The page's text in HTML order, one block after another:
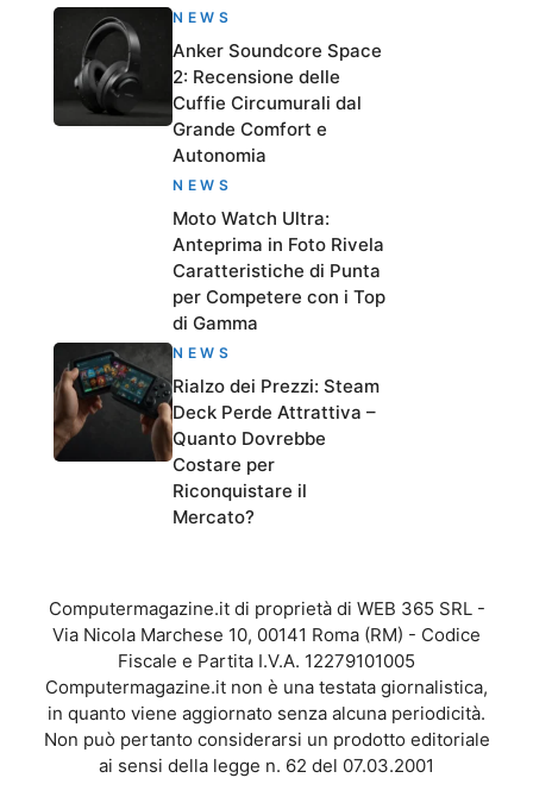
NEWS
Anker Soundcore Space
2: Recensione delle
Cuffie Circumurali dal
Grande Comfort e
Autonomia
NEWS
Moto Watch Ultra:
Anteprima in Foto Rivela
Caratteristiche di Punta
per Competere con i Top
di Gamma
NEWS
Rialzo dei Prezzi: Steam
Deck Perde Attrattiva –
Quanto Dovrebbe
Costare per
Riconquistare il
Mercato?
Computermagazine.it di proprietà di WEB 365 SRL -
Via Nicola Marchese 10, 00141 Roma (RM) - Codice
Fiscale e Partita I.V.A. 12279101005
Computermagazine.it non è una testata giornalistica,
in quanto viene aggiornato senza alcuna periodicità.
Non può pertanto considerarsi un prodotto editoriale
ai sensi della legge n. 62 del 07.03.2001